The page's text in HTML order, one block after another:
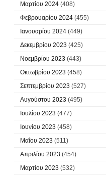
Μαρτίου 2024 (408)
Φεβρουαρίου 2024 (455)
Ιανουαρίου 2024 (449)
Δεκεμβρίου 2023 (425)
Νοεμβρίου 2023 (443)
Οκτωβρίου 2023 (458)
Σεπτεμβρίου 2023 (527)
Αυγούστου 2023 (495)
Ιουλίου 2023 (477)
Ιουνίου 2023 (458)
Μαΐου 2023 (511)
Απριλίου 2023 (454)
Μαρτίου 2023 (532)